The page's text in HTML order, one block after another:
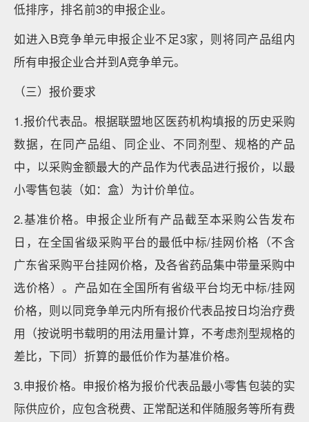
低排序，排名前3的申报企业。
如进入B竞争单元申报企业不足3家，则将同产品组内
所有申报企业合并到A竞争单元。
（三）报价要求
1.报价代表品。根据联盟地区医药机构填报的历史采购
数据，在同产品组、同企业、不同剂型、规格的产品
中，以采购金额最大的产品作为代表品进行报价，以最
小零售包装（如：盒）为计价单位。
2.基准价格。申报企业所有产品截至本采购公告发布
日，在全国省级采购平台的最低中标/挂网价格（不含
广东省采购平台挂网价格，及各省药品集中带量采购中
选价格）。产品如在全国所有省级平台均无中标/挂网
价格，则以同竞争单元内所有报价代表品按日均治疗费
用（按说明书载明的用法用量计算，不考虑剂型规格的
差比，下同）折算的最低价作为基准价格。
3.申报价格。申报价格为报价代表品最小零售包装的实
际供应价，应包含税费、正常配送和伴随服务等所有费